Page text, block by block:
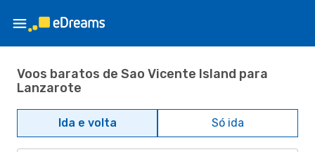
Voos baratos de Sao Vicente Island para
Lanzarote
Ida e volta Só ida